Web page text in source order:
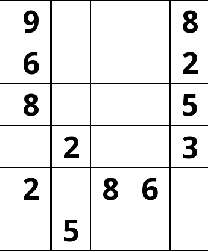
9
8
6
2
8
5
2
3
2
8 6
5